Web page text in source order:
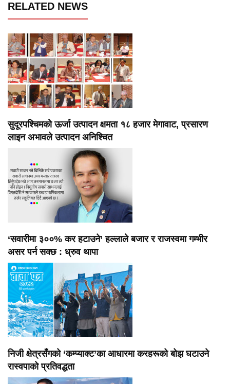
RELATED NEWS
सुदूरपश्चिमको ऊर्जा उत्पादन क्षमता १८ हजार मेगावाट, प्रसारण
लाइन अभावले उत्पादन अनिश्चित
‘सवारीमा ३००% कर हटाउने’ हल्लाले बजार र राजस्वमा गम्भीर
असर पर्न सक्छ : ध्रुव थापा
निजी क्षेत्रसँगको ‘कम्प्याक्ट’का आधारमा करहरूको बोझ घटाउने
रास्वपाको प्रतिवद्धता